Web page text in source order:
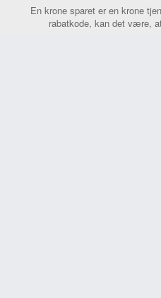
En krone sparet er en krone
rabatkode, kan det være,